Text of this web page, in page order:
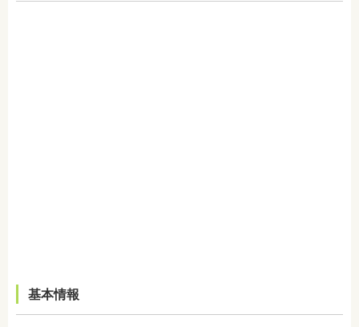
基本情報